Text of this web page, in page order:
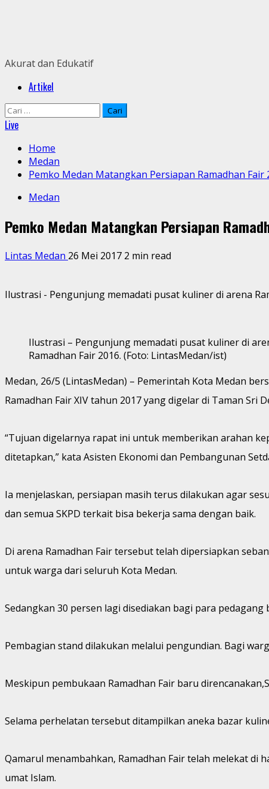
Akurat dan Edukatif
PrimaryArtikel
Cari
untuk:
Live
Home
Medan
Pemko Medan Matangkan Persiapan Ramadhan Fair
Medan
Pemko Medan Matangkan Persiapan
Lintas Medan 26 Mei 2017 2 min read
Ilustrasi - Pengunjung memadati pusat kuliner di arena
Ilustrasi – Pengunjung memadati pusat kuliner di
Ramadhan Fair 2016. (Foto: LintasMedan/ist)
Medan, 26/5 (LintasMedan) – Pemerintah Kota Medan
Ramadhan Fair XIV tahun 2017 yang digelar di Taman Sri
“Tujuan digelarnya rapat ini untuk memberikan arahan
ditetapkan,” kata Asisten Ekonomi dan Pembangunan
Ia menjelaskan, persiapan masih terus dilakukan agar
dan semua SKPD terkait bisa bekerja sama dengan baik.
Di arena Ramadhan Fair tersebut telah dipersiapkan
untuk warga dari seluruh Kota Medan.
Sedangkan 30 persen lagi disediakan bagi para
Pembagian stand dilakukan melalui pengundian. Bagi
Meskipun pembukaan Ramadhan Fair baru
Selama perhelatan tersebut ditampilkan aneka bazar
Qamarul menambahkan, Ramadhan Fair telah melekat
umat Islam.